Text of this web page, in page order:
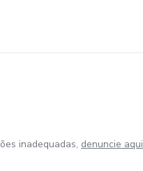
inadequadas, denuncie aqui